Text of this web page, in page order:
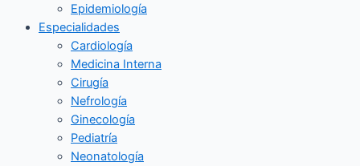
Epidemiología
Especialidades
Cardiología
Medicina Interna
Cirugía
Nefrología
Ginecología
Pediatría
Neonatología